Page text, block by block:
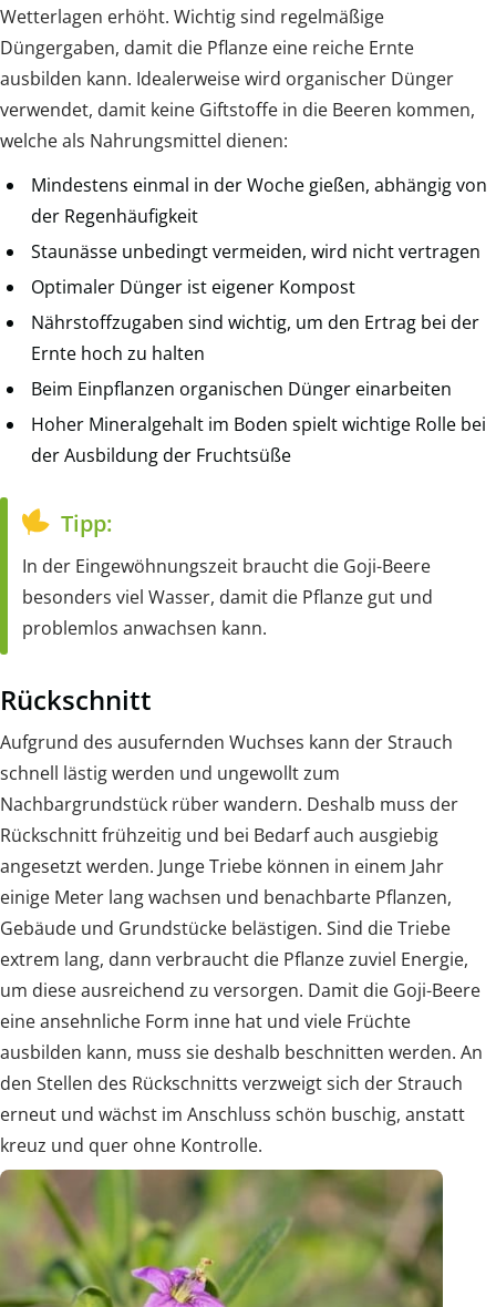
Wetterlagen erhöht. Wichtig sind regelmäßige
Düngergaben, damit die Pflanze eine reiche Ernte
ausbilden kann. Idealerweise wird organischer Dünger
verwendet, damit keine Giftstoffe in die Beeren kommen,
welche als Nahrungsmittel dienen:
Mindestens einmal in der Woche gießen, abhängig von
der Regenhäufigkeit
Staunässe unbedingt vermeiden, wird nicht vertragen
Optimaler Dünger ist eigener Kompost
Nährstoffzugaben sind wichtig, um den Ertrag bei der
Ernte hoch zu halten
Beim Einpflanzen organischen Dünger einarbeiten
Hoher Mineralgehalt im Boden spielt wichtige Rolle bei
der Ausbildung der Fruchtsüße
Tipp:
In der Eingewöhnungszeit braucht die Goji-Beere
besonders viel Wasser, damit die Pflanze gut und
problemlos anwachsen kann.
Rückschnitt
Aufgrund des ausufernden Wuchses kann der Strauch
schnell lästig werden und ungewollt zum
Nachbargrundstück rüber wandern. Deshalb muss der
Rückschnitt frühzeitig und bei Bedarf auch ausgiebig
angesetzt werden. Junge Triebe können in einem Jahr
einige Meter lang wachsen und benachbarte Pflanzen,
Gebäude und Grundstücke belästigen. Sind die Triebe
extrem lang, dann verbraucht die Pflanze zuviel Energie,
um diese ausreichend zu versorgen. Damit die Goji-Beere
eine ansehnliche Form inne hat und viele Früchte
ausbilden kann, muss sie deshalb beschnitten werden. An
den Stellen des Rückschnitts verzweigt sich der Strauch
erneut und wächst im Anschluss schön buschig, anstatt
kreuz und quer ohne Kontrolle.